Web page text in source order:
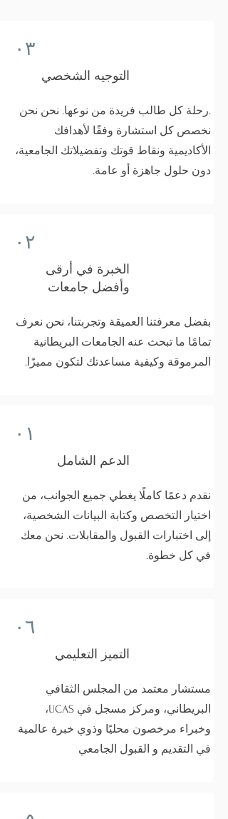
٠٣
التوجيه الشخصي
.رحلة كل طالب فريدة من نوعها. نحن نحن
نخصص كل استشارة وفقًا لأهدافك
الأكاديمية ونقاط قوتك وتفضيلاتك الجامعية،
دون حلول جاهزة أو عامة.
٠٢
الخبرة في أرقى
وأفضل جامعات
بفضل معرفتنا العميقة وتجربتنا، نحن نعرف
تمامًا ما تبحث عنه الجامعات البريطانية
المرموقة وكيفية مساعدتك لتكون مميزًا.
٠١
الدعم الشامل
نقدم دعمًا كاملًا يغطي جميع الجوانب، من
اختيار التخصص وكتابة البيانات الشخصية،
إلى اختبارات القبول والمقابلات. نحن معك
في كل خطوة.
٠٦
التميز التعليمي
مستشار معتمد من المجلس الثقافي
البريطاني، ومركز مسجل في UCAS،
وخبراء مرخصون محليًا وذوي خبرة عالمية
في التقديم و القبول الجامعي